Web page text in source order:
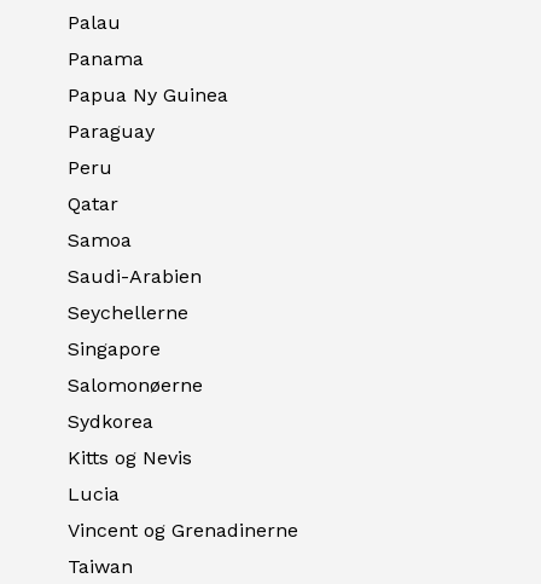
Palau
Panama
Papua Ny Guinea
Paraguay
Peru
Qatar
Samoa
Saudi-Arabien
Seychellerne
Singapore
Salomonøerne
Sydkorea
Kitts og Nevis
Lucia
Vincent og Grenadinerne
Taiwan